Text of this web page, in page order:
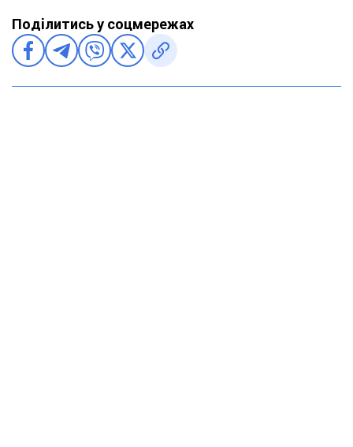
Поділитись у соцмережах